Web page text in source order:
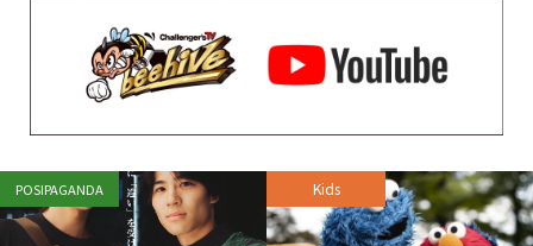
POSIPAGANDA Kids